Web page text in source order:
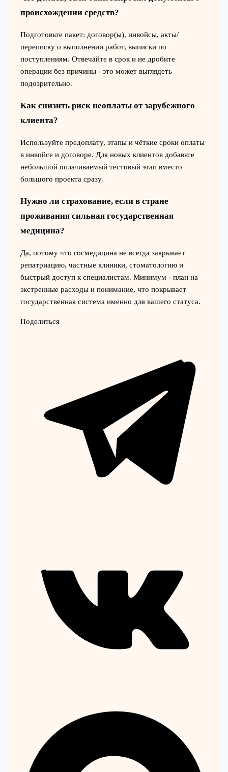
происхождении средств?
Подготовьте пакет: договор(ы), инвойсы, акты/
переписку о выполнении работ, выписки по
поступлениям. Отвечайте в срок и не дробите
операции без причины - это может выглядеть
подозрительно.
Как снизить риск неоплаты от зарубежного
клиента?
Используйте предоплату, этапы и чёткие сроки оплаты
в инвойсе и договоре. Для новых клиентов добавьте
небольшой оплачиваемый тестовый этап вместо
большого проекта сразу.
Нужно ли страхование, если в стране
проживания сильная государственная
медицина?
Да, потому что госмедицина не всегда закрывает
репатриацию, частные клиники, стоматологию и
быстрый доступ к специалистам. Минимум - план на
экстренные расходы и понимание, что покрывает
государственная система именно для вашего статуса.
Поделиться